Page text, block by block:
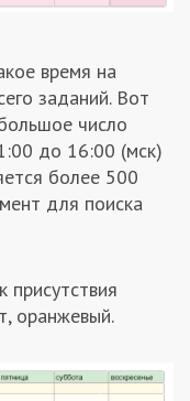
время на
заданий. Вот
число
до 16:00 (мск)
более 500
для поиска
оранжевый.